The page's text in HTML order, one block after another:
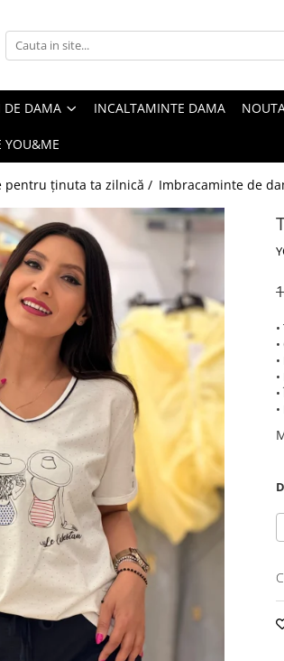
DE DAMA INCALTAMINTE DAMA
YOU&ME
pentru ținuta ta zilnică / Imbracaminte de